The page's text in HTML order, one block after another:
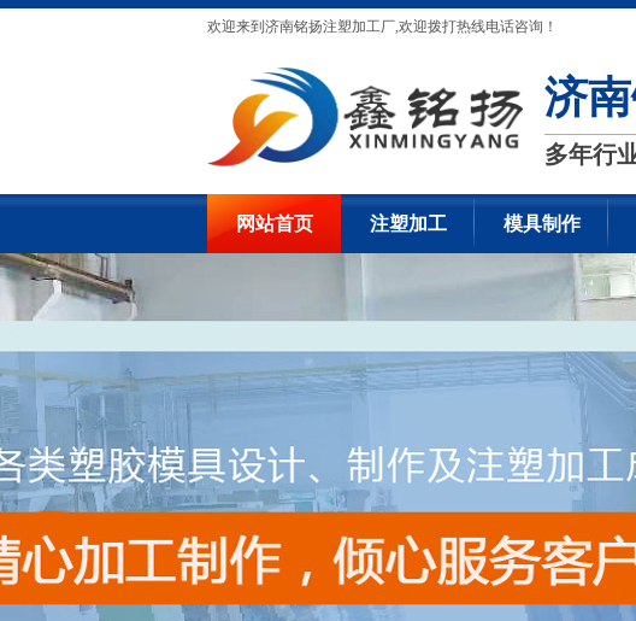
欢迎来到济南铭扬注塑加工厂,欢迎拨打热线电话咨询！
济
多年行
网站首页 注塑加工 模具制作